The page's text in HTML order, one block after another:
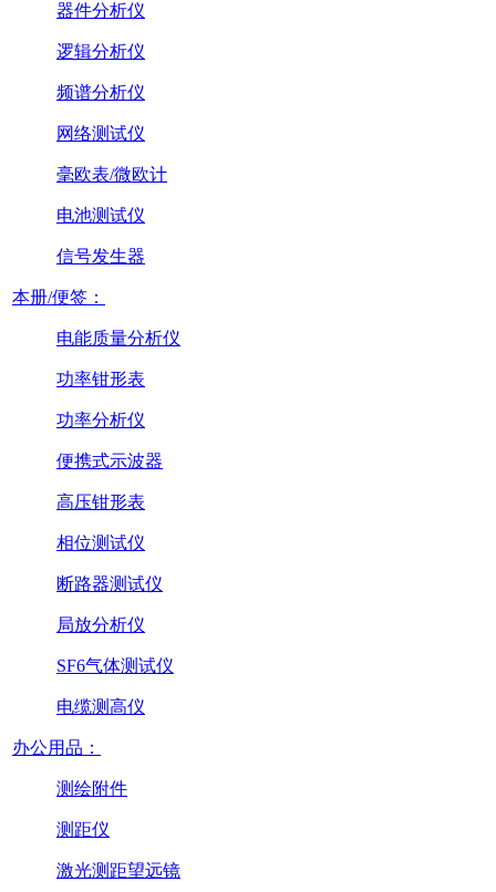
器件分析仪
逻辑分析仪
频谱分析仪
网络测试仪
毫欧表/微欧计
电池测试仪
信号发生器
本册/便签：
电能质量分析仪
功率钳形表
功率分析仪
便携式示波器
高压钳形表
相位测试仪
断路器测试仪
局放分析仪
SF6气体测试仪
电缆测高仪
办公用品：
测绘附件
测距仪
激光测距望远镜